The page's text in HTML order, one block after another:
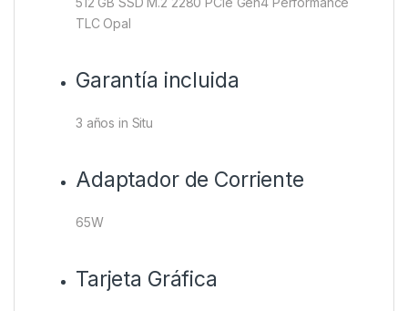
TLC Opal
Garantía incluida
3 años in Situ
Adaptador de Corriente
65W
Tarjeta Gráfica